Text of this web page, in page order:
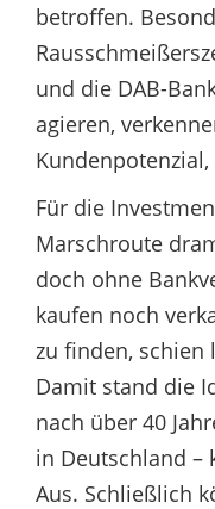
betroffen.
und die DAB-
agieren,
Für die
Marschroute
doch ohne
kaufen noch
zu finden, schien
Damit stand die
nach über 40
in Deutschland –
Aus. Schließlich